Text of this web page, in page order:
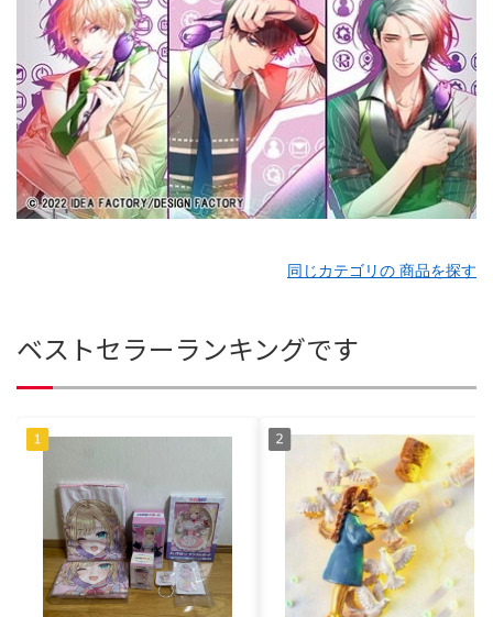
同じカテゴリの 商品を探す
ベストセラーランキングです